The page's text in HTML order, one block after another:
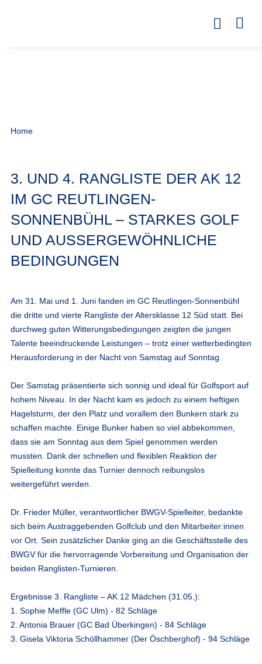
Home
3. UND 4. RANGLISTE DER AK 12
IM GC REUTLINGEN-
SONNENBÜHL – STARKES GOLF
UND AUSSERGEWÖHNLICHE B
EDINGUNGEN
Am 31. Mai und 1. Juni fanden im GC Reutlingen-Sonnenbühl
die dritte und vierte Rangliste der Altersklasse 12 Süd statt. Bei
durchweg guten Witterungsbedingungen zeigten die jungen
Talente beeindruckende Leistungen – trotz einer wetterbedingten
Herausforderung in der Nacht von Samstag auf Sonntag.
Der Samstag präsentierte sich sonnig und ideal für Golfsport auf
hohem Niveau. In der Nacht kam es jedoch zu einem heftigen
Hagelsturm, der den Platz und vorallem den Bunkern stark zu
schaffen machte. Einige Bunker haben so viel abbekommen,
dass sie am Sonntag aus dem Spiel genommen werden
mussten. Dank der schnellen und flexiblen Reaktion der
Spielleitung konnte das Turnier dennoch reibungslos
weitergeführt werden.
Dr. Frieder Müller, verantwortlicher BWGV-Spielleiter, bedankte
sich beim Austraggebenden Golfclub und den Mitarbeiter:innen
vor Ort. Sein zusätzlicher Danke ging an die Geschäftsstelle des
BWGV für die hervorragende Vorbereitung und Organisation der
beiden Ranglisten-Turnieren.
Ergebnisse 3. Rangliste – AK 12 Mädchen (31.05.):
1. Sophie Meffle (GC Ulm) - 82 Schläge
2. Antonia Brauer (GC Bad Überkingen) - 84 Schläge
3. Gisela Viktoria Schöllhammer (Der Öschberghof) - 94 Schläge